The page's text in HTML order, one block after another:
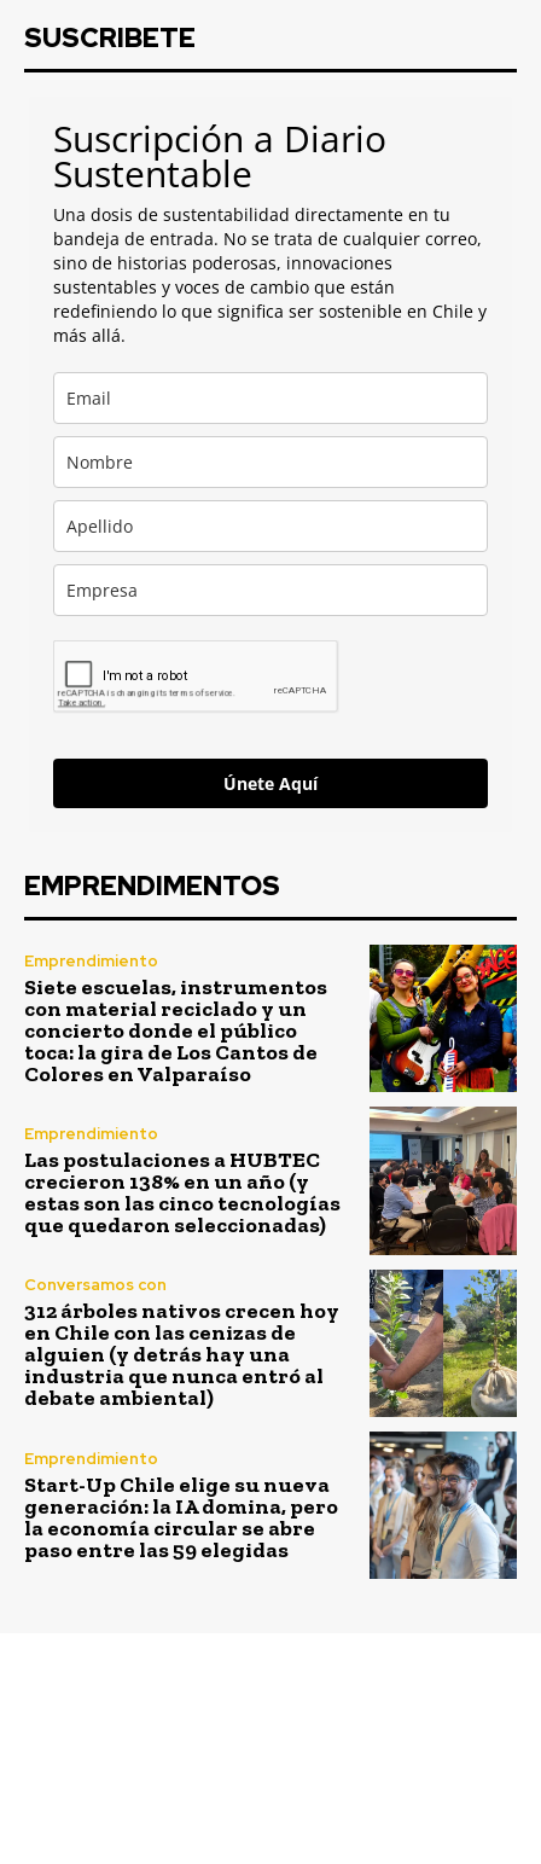
SUSCRIBETE
Suscripción a Diario
Sustentable
Una dosis de sustentabilidad directamente en tu
bandeja de entrada. No se trata de cualquier correo,
sino de historias poderosas, innovaciones
sustentables y voces de cambio que están
redefiniendo lo que significa ser sostenible en Chile y
más allá.
Únete Aquí
EMPRENDIMENTOS
Emprendimiento
Siete escuelas, instrumentos
con material reciclado y un
concierto donde el público
toca: la gira de Los Cantos de
Colores en Valparaíso
Emprendimiento
Las postulaciones a HUBTEC
crecieron 138% en un año (y
estas son las cinco tecnologías
que quedaron seleccionadas)
Conversamos con
312 árboles nativos crecen hoy
en Chile con las cenizas de
alguien (y detrás hay una
industria que nunca entró al
debate ambiental)
Emprendimiento
Start-Up Chile elige su nueva
generación: la IA domina, pero
la economía circular se abre
paso entre las 59 elegidas